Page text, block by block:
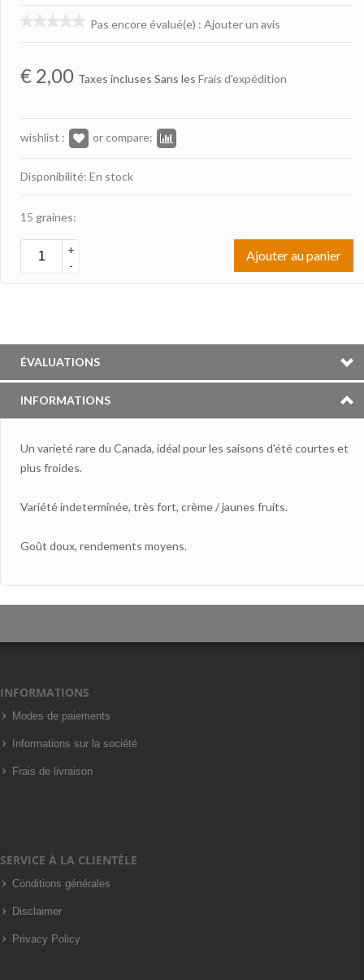
Pas encore évalué(e) : Ajouter un avis
€ 2,00 Taxes incluses Sans les Frais d'expédition
wishlist : or compare:
Disponibilité: En stock
15 graines:
+
-
Ajouter au panier
ÉVALUATIONS
INFORMATIONS
Un varieté rare du Canada, idéal pour les saisons d'été courtes et
plus froides.
Variété indeterminée, très fort, crème / jaunes fruits.
Goût doux, rendements moyens.
INFORMATIONS
Modes de paiements
Informations sur la société
Frais de livraison
SERVICE À LA CLIENTÈLE
Conditions générales
Disclaimer
Privacy Policy